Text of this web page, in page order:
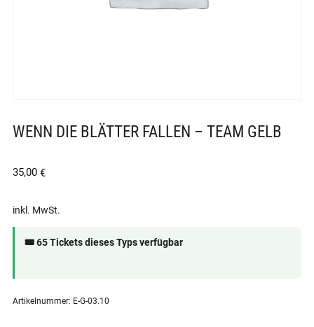
WENN DIE BLÄTTER FALLEN – TEAM GELB
35,00 €
inkl. MwSt.
🎟 65 Tickets dieses Typs verfügbar
Artikelnummer: E-G-03.10